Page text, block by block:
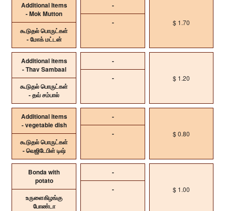
Additional Items
- Mok Mutton
கூடுதல் பொருட்கள்
- மோக் மட்டன்
-
-
$ 1.70
Additional items
- Thav Sambaal
கூடுதல் பொருட்கள்
- தவ் சம்பால்
-
-
$ 1.20
Additional items
- vegetable dish
கூடுதல் பொருட்கள்
- வெஜிடேபிள் டிஷ்
-
-
$ 0.80
Bonda with
potato
உருளைகிழங்கு
போண்டா
-
-
$ 1.00